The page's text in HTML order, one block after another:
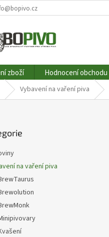
zboží Hodnocení obchodu
Vybavení na vaření piva
na vaření piva